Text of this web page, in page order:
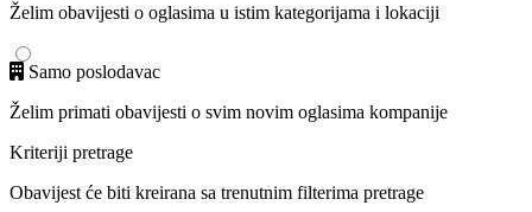
Želim obavijesti o oglasima u istim kategorijama i lokaciji
Samo poslodavac
Želim primati obavijesti o svim novim oglasima kompanije
Kriteriji pretrage
Obavijest će biti kreirana sa trenutnim filterima pretrage